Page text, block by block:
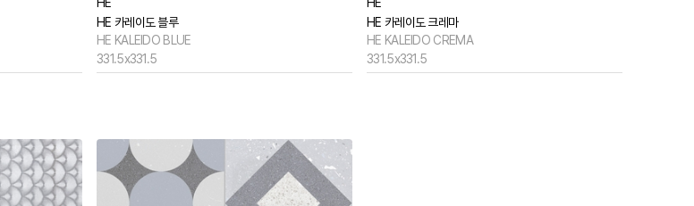
HE 카레이도 블루
HE KALEIDO BLUE
331.5x331.5
HE 카레이도 크레마
HE KALEIDO CREMA
331.5x331.5